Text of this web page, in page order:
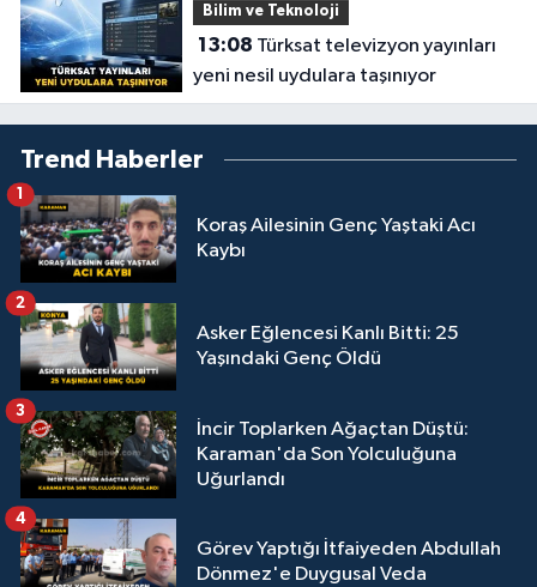
Bilim ve Teknoloji
13:08
yeni nesil uydulara taşınıyor
Trend Haberler
Koraş Ailesinin Genç Yaştaki Acı
Kaybı
1
Asker Eğlencesi Kanlı Bitti: 25
Yaşındaki Genç Öldü
2
İncir Toplarken Ağaçtan Düştü:
Karaman'da Son Yolculuğuna
Uğurlandı
3
Görev Yaptığı İtfaiyeden Abdullah
Dönmez'e Duygusal Veda
4